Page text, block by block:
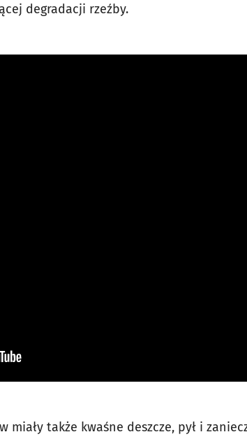
degradacji rzeźby.
miały także kwaśne deszcze, pył i